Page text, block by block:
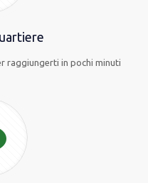
raggiungerti in pochi minuti